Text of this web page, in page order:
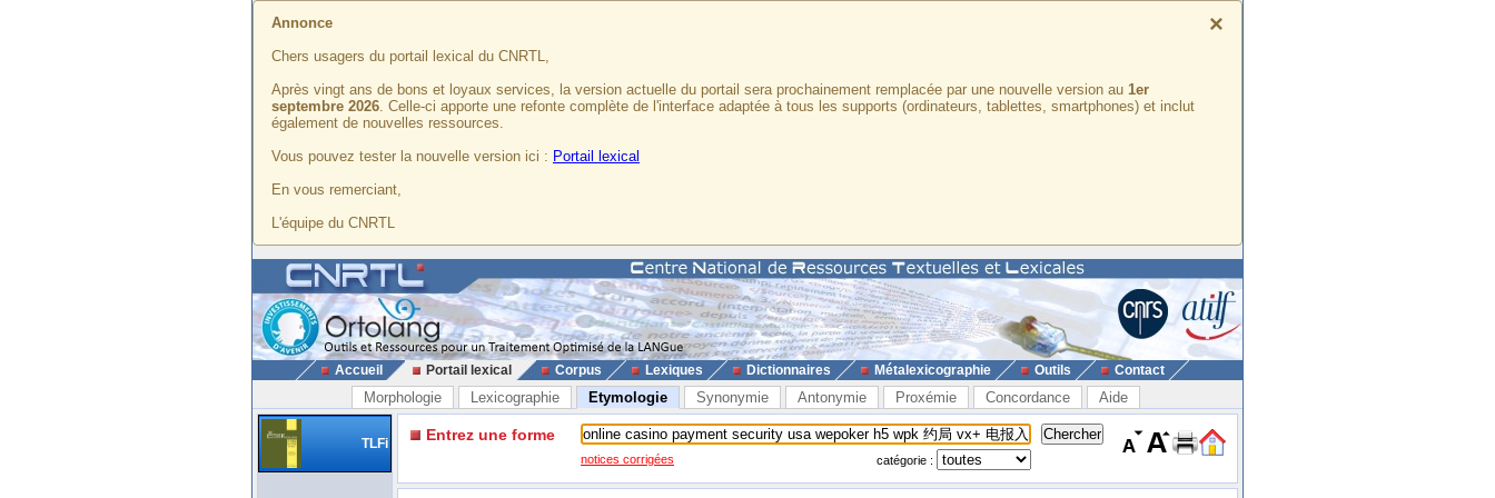
×
Annonce
Chers usagers du portail lexical du CNRTL,
Après vingt ans de bons et loyaux services, la version actuelle du portail sera prochainement remplacée par une nouvelle version au 1er
septembre 2026. Celle-ci apporte une refonte complète de l'interface adaptée à tous les supports (ordinateurs, tablettes, smartphones) et inclut
également de nouvelles ressources.
Vous pouvez tester la nouvelle version ici : Portail lexical
En vous remerciant,
L'équipe du CNRTL
Accueil Portail lexical Corpus Lexiques Dictionnaires Métalexicographie Outils Contact
Morphologie Lexicographie Etymologie Synonymie Antonymie Proxémie Concordance Aide
TLFi Entrez une forme
notices corrigées catégorie :